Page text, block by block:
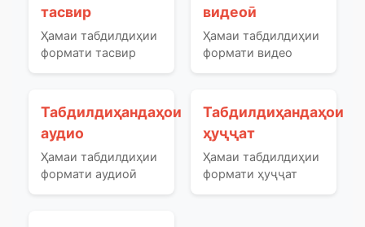
тасвир
Ҳамаи табдилдиҳии
формати тасвир
видеоӣ
Ҳамаи табдилдиҳии
формати видео
Табдилдиҳандаҳои
аудио
Ҳамаи табдилдиҳии
формати аудиоӣ
Табдилдиҳандаҳои
ҳуҷҷат
Ҳамаи табдилдиҳии
формати ҳуҷҷат